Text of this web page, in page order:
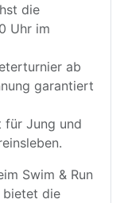
die
Uhr im
ab
garantiert
für Jung und
Swim & Run
bietet die